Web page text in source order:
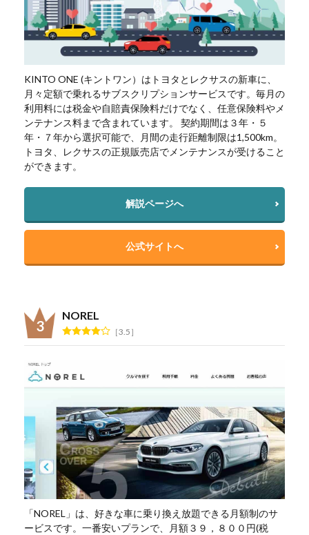
KINTO ONE (キントワン）はトヨタとレクサスの新車に、
月々定額で乗れるサブスクリプションサービスです。毎月の
利用料には税金や自賠責保険料だけでなく、任意保険料やメ
ンテナンス料まで含まれています。 契約期間は３年・５
年・７年から選択可能で、月間の走行距離制限は1,500km。
トヨタ、レクサスの正規販売店でメンテナンスが受けること
ができます。
解説ページへ
公式サイトへ
NOREL
3.5
「NOREL」は、好きな車に乗り換え放題できる月額制のサ
ービスです。一番安いプランで、月額３９，８００円(税